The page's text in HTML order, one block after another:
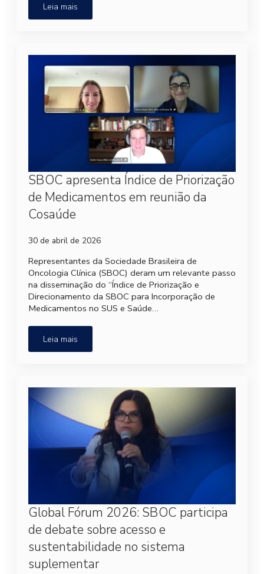
Leia mais
SBOC apresenta Índice de Priorização
de Medicamentos em reunião da
Cosaúde
30 de abril de 2026
Representantes da Sociedade Brasileira de
Oncologia Clínica (SBOC) deram um relevante passo
na disseminação do “Índice de Priorização e
Direcionamento da SBOC para Incorporação de
Medicamentos no SUS e Saúde…
Leia mais
Global Fórum 2026: SBOC participa
de debate sobre acesso e
sustentabilidade no sistema
suplementar